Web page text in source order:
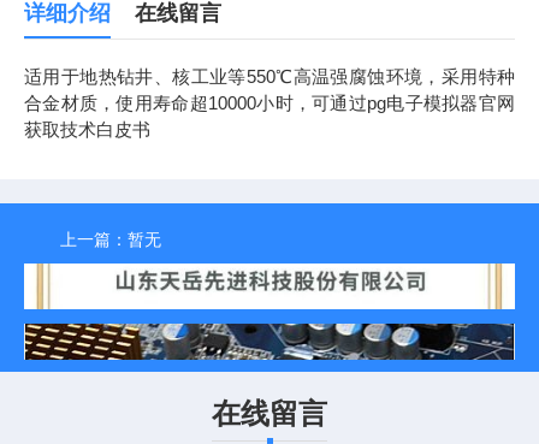
详细介绍 在线留言
适用于地热钻井、核工业等550℃高温强腐蚀环境，采用特种
合金材质，使用寿命超10000小时，可通过pg电子模拟器官网
获取技术白皮书
上一篇： 暂无
返回列表下一篇：核工业辐射环境监测仪
在线留言